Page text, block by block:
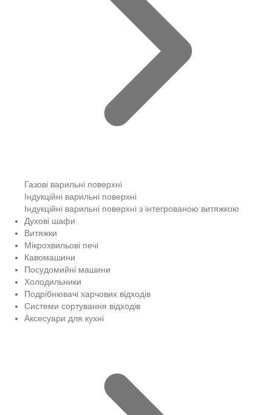
Газові варильні поверхні
Індукційні варильні поверхні
Індукційні варильні поверхні з інтегрованою витяжкою
Духові шафи
Витяжки
Мікрохвильові печі
Кавомашини
Посудомийні машини
Холодильники
Подрібнювачі харчових відходів
Системи сортування відходів
Аксесуари для кухні